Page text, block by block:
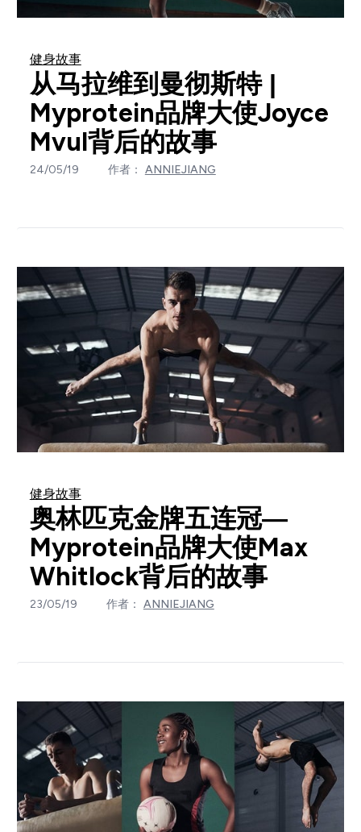
健身故事
从马拉维到曼彻斯特 |
Myprotein品牌大使Joyce
Mvul背后的故事
24/05/19 作者： ANNIEJIANG
健身故事
奥林匹克金牌五连冠—
Myprotein品牌大使Max
Whitlock背后的故事
23/05/19 作者： ANNIEJIANG